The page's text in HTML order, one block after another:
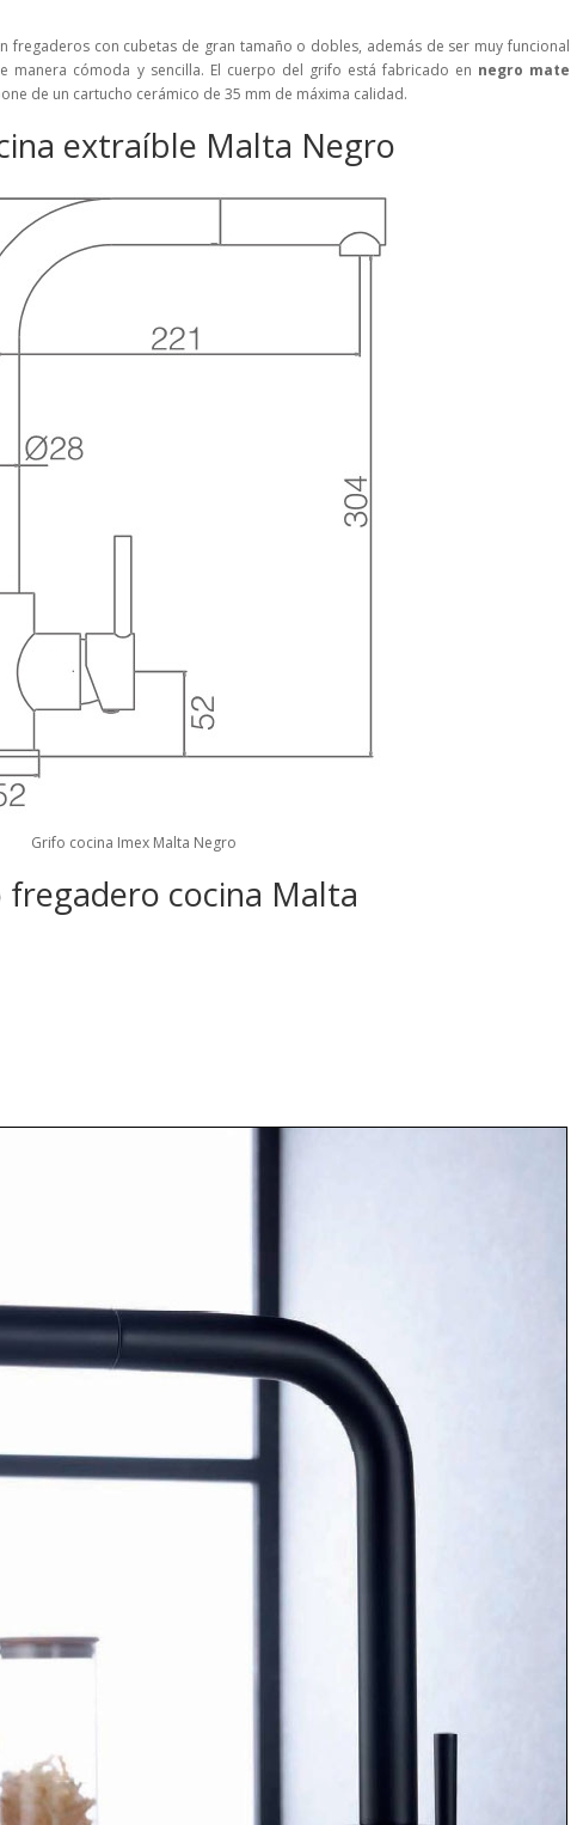
fregaderos con cubetas de gran tamaño o dobles, además de ser muy funcional
manera cómoda y sencilla. El cuerpo del grifo está fabricado en negro mate
de un cartucho cerámico de 35 mm de máxima calidad.
extraíble Malta Negro
Grifo cocina Imex Malta Negro
cocina Malta